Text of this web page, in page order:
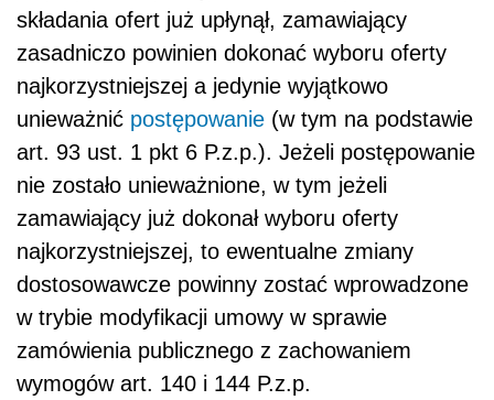
składania ofert już upłynął, zamawiający
zasadniczo powinien dokonać wyboru oferty
najkorzystniejszej a jedynie wyjątkowo
unieważnić postępowanie (w tym na podstawie
art. 93 ust. 1 pkt 6 P.z.p.). Jeżeli postępowanie
nie zostało unieważnione, w tym jeżeli
zamawiający już dokonał wyboru oferty
najkorzystniejszej, to ewentualne zmiany
dostosowawcze powinny zostać wprowadzone
w trybie modyfikacji umowy w sprawie
zamówienia publicznego z zachowaniem
wymogów art. 140 i 144 P.z.p.